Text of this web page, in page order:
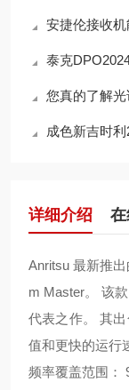
安捷伦接收机
泰克
您真的了解光
成色新吉时
详细介绍
Anritsu 最新推
m Master。 该
代表之作。 其
值和更快的运行
频率覆盖范围：